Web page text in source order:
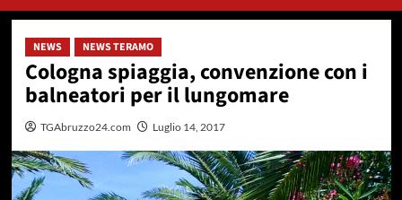
NEWS NEWS TERAMO
Cologna spiaggia, convenzione con i
balneatori per il lungomare
TGAbruzzo24.com Luglio 14, 2017